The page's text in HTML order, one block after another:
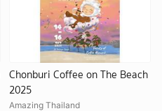
Chonburi Coffee on The Beach
2025
Amazing Thailand